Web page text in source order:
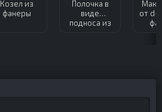
Козел из
фанеры
Полочка в
виде
подноса из
от d-